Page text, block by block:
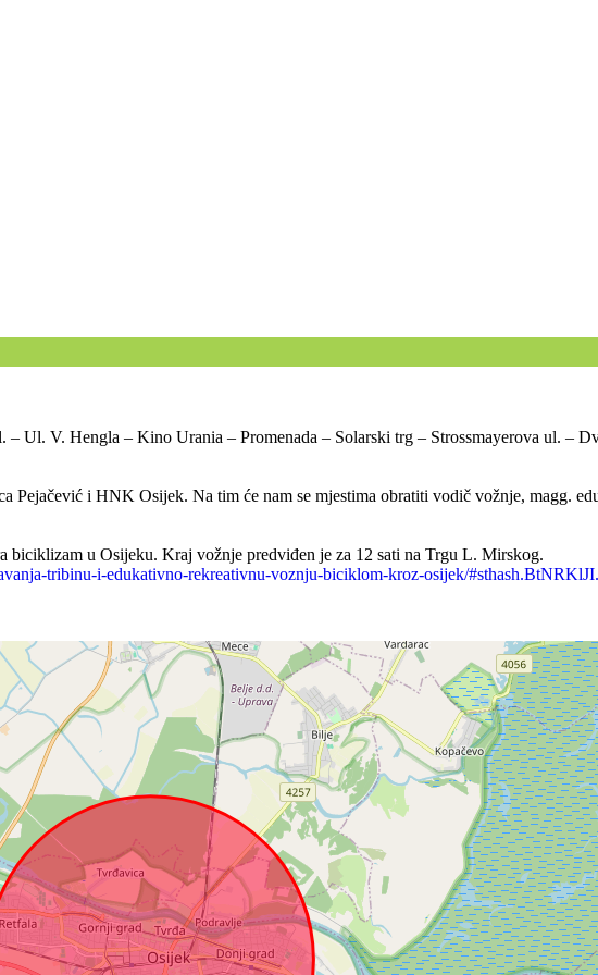
Ul. V. Hengla – Kino Urania – Promenada – Solarski trg – Strossmayerova ul. –
Pejačević i HNK Osijek. Na tim će nam se mjestima obratiti vodič vožnje, magg.
u Osijeku. Kraj vožnje predviđen je za 12 sati na Trgu L. Mirskog.
tribinu-i-edukativno-rekreativnu-voznju-biciklom-kroz-osijek/